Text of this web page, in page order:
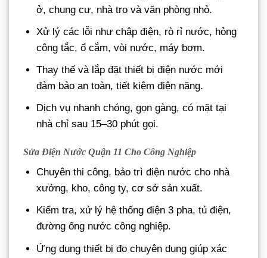
ở, chung cư, nhà trọ và văn phòng nhỏ.
Xử lý các lỗi như chập điện, rò rỉ nước, hỏng
công tắc, ổ cắm, vòi nước, máy bơm.
Thay thế và lắp đặt thiết bị điện nước mới
đảm bảo an toàn, tiết kiệm điện năng.
Dịch vụ nhanh chóng, gọn gàng, có mặt tại
nhà chỉ sau 15–30 phút gọi.
Sửa Điện Nước Quận 11 Cho Công Nghiệp
Chuyên thi công, bảo trì điện nước cho nhà
xưởng, kho, công ty, cơ sở sản xuất.
Kiểm tra, xử lý hệ thống điện 3 pha, tủ điện,
đường ống nước công nghiệp.
Ứng dụng thiết bị đo chuyên dụng giúp xác